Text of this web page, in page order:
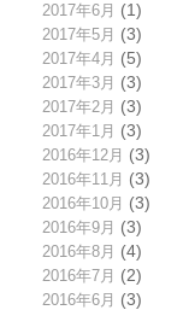
2017年6月 (1)
2017年5月 (3)
2017年4月 (5)
2017年3月 (3)
2017年2月 (3)
2017年1月 (3)
2016年12月 (3)
2016年11月 (3)
2016年10月 (3)
2016年9月 (3)
2016年8月 (4)
2016年7月 (2)
2016年6月 (3)